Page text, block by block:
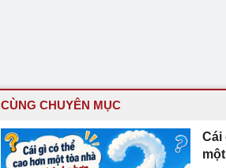
CÙNG CHUYÊN MỤC
Cái